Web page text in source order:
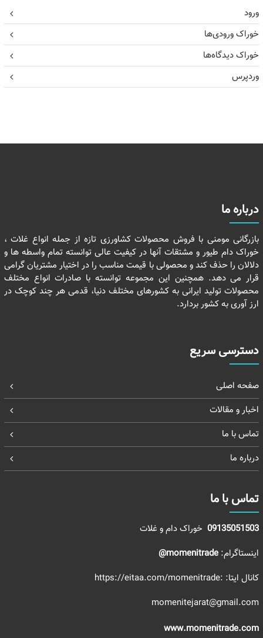
ورود
خوراک ورودی‌ها
خوراک دیدگاه‌ها
وردپرس
درباره ما
بازرگانی مومنی با فروش محصولات کشاورزی تازه از جمله انواع غلات ،
خوراک دام طیور و مشتقات آنها در کیفیت عالی توانسته تمام واسطه ها و
دلالان را حذف کند و محصولی با قیمت مناسب را در اختیار مشتریان گرامی
قرار می دهد. همچنین این مجموعه توانسته با صادرات انواع مختلف
محصولات تولید ایرانی به کشورهای مختلف دنیا، قدمی هر چند کوچک در
ارز آوری به کشور بردارد.
دسترسی سریع
صفحه اصلی
اخبار و مقالات
تماس با ما
درباره ما
تماس با ما
09135051503خوراک دام و غلات
اینستاگرام: momenitrade@
کانال ایتا: :https://eitaa.com/momenitrade
momenitejarat@gmail.com
www.momenitrade.com